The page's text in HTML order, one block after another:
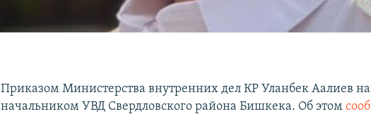
Приказом Министерства внутренних дел КР Уланбек Аалиев
начальником УВД Свердловского района Бишкека. Об этом